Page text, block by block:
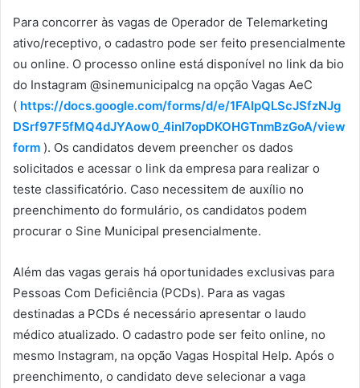
Para concorrer às vagas de Operador de Telemarketing
ativo/receptivo, o cadastro pode ser feito presencialmente
ou online. O processo online está disponível no link da bio
do Instagram @sinemunicipalcg na opção Vagas AeC
( https://docs.google.com/forms/d/e/1FAIpQLScJSfzNJg
DSrf97F5fMQ4dJYAow0_4inI7opDKOHGTnmBzGoA/view
form ). Os candidatos devem preencher os dados
solicitados e acessar o link da empresa para realizar o
teste classificatório. Caso necessitem de auxílio no
preenchimento do formulário, os candidatos podem
procurar o Sine Municipal presencialmente.
Além das vagas gerais há oportunidades exclusivas para
Pessoas Com Deficiência (PCDs). Para as vagas
destinadas a PCDs é necessário apresentar o laudo
médico atualizado. O cadastro pode ser feito online, no
mesmo Instagram, na opção Vagas Hospital Help. Após o
preenchimento, o candidato deve selecionar a vaga